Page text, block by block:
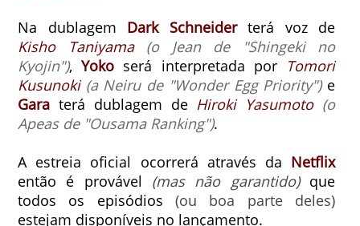
Na dublagem Dark Schneiderterá voz de
Kisho Taniyama
(o Jean de "Shingeki no
Kyojin"),Yoko será interpretada por Tomori
Kusunoki (a Neiru de "Wonder Egg Priority")e
Gara terá dublagem de Hiroki Yasumoto (o
Apeas de "Ousama Ranking").
A estreia oficial ocorrerá através da Netflix
então é provável (mas não garantido)que
todos os episódios(ou boa parte deles)
estejam disponíveis no lançamento.